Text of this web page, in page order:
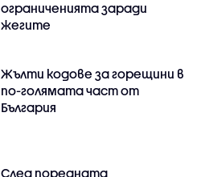
ограниченията заради
жегите
Жълти кодове за горещини в
по-голямата част от
България
След поредната